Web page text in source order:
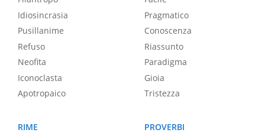
Idiosincrasia
Pusillanime
Refuso
Neofita
Iconoclasta
Apotropaico
Pragmatico
Conoscenza
Riassunto
Paradigma
Gioia
Tristezza
RIME
PROVERBI